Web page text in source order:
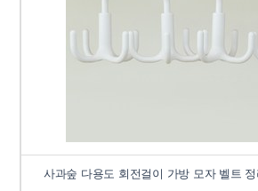
사과숲 다용도 회전걸이 가방 모자 벨트